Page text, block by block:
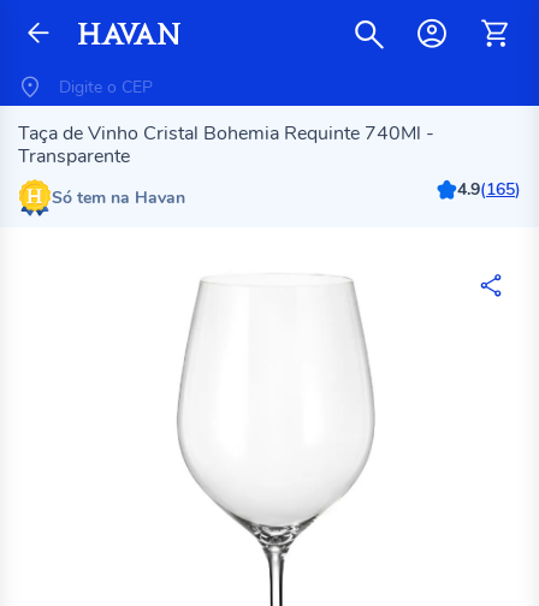
Taça de Vinho Cristal Bohemia Requinte 740Ml -
Transparente
Só tem na Havan 4.9(165)